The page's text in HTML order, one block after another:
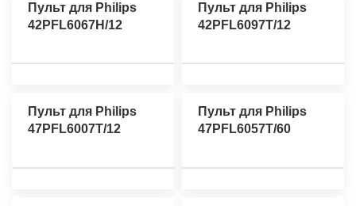
Пульт для Philips
42PFL6067H/12
Пульт для Philips
42PFL6097T/12
Пульт для Philips
47PFL6007T/12
Пульт для Philips
47PFL6057T/60